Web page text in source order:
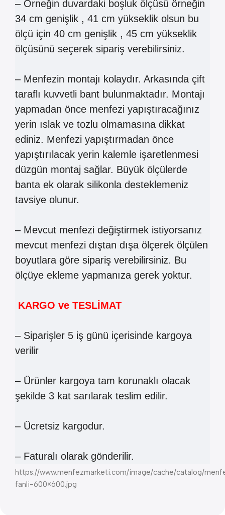
– Örneğin duvardaki boşluk ölçüsü örneğin
34 cm genişlik , 41 cm yükseklik olsun bu
ölçü için 40 cm genişlik , 45 cm yükseklik
ölçüsünü seçerek sipariş verebilirsiniz.
– Menfezin montajı kolaydır. Arkasında çift
taraflı kuvvetli bant bulunmaktadır. Montajı
yapmadan önce menfezi yapıştıracağınız
yerin ıslak ve tozlu olmamasına dikkat
ediniz. Menfezi yapıştırmadan önce
yapıştırılacak yerin kalemle işaretlenmesi
düzgün montaj sağlar. Büyük ölçülerde
banta ek olarak silikonla desteklemeniz
tavsiye olunur.
– Mevcut menfezi değiştirmek istiyorsanız
mevcut menfezi dıştan dışa ölçerek ölçülen
boyutlara göre sipariş verebilirsiniz. Bu
ölçüye ekleme yapmanıza gerek yoktur.
KARGO ve TESLİMAT
– Siparişler 5 iş günü içerisinde kargoya
verilir
– Ürünler kargoya tam korunaklı olacak
şekilde 3 kat sarılarak teslim edilir.
– Ücretsiz kargodur.
– Faturalı olarak gönderilir.
https://www.menfezmarketi.com/image/cache/catalog/
fanli-600×600.jpg